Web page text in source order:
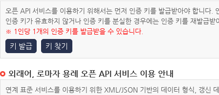
오픈 API 서비스를 이용하기 위해서는 먼저 인증 키를 발급받아야 합니다
인증 키가 유효하지 않거나 인증 키를 분실한 경우에는 인증 키를 재발급받
※ 1인당 1개의 인증 키를 발급받을 수 있습니다.
키 발급 키 찾기
외래어, 로마자 용례 오픈 API 서비스 이용 안내
연계 표준 서비스를 이용하기 위한 XML/JSON 기반의 데이터 형식, 갱신